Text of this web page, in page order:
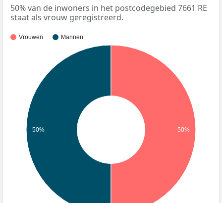
50% van de inwoners in het postcodegebied 7661 RE
staat als vrouw geregistreerd.
Vrouwen Mannen
50% 50%